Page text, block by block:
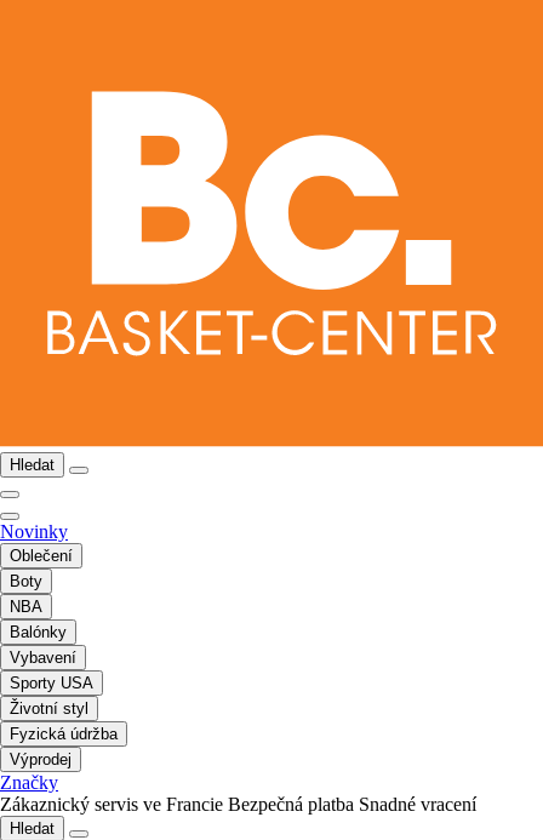
Hledat
Novinky
Oblečení
Boty
NBA
Balónky
Vybavení
Sporty USA
Životní styl
Fyzická údržba
Výprodej
Značky
Zákaznický servis ve Francie Bezpečná platba Snadné vracení
Hledat